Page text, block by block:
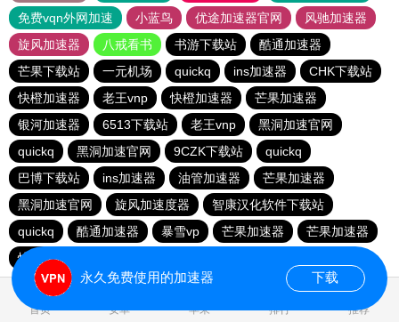
免费vqn外网加速
小蓝鸟 优途加速器官网
风驰加速器
旋风加速器
八戒看书 书游下载站
酷通加速器
芒果下载站
一元机场 quickq ins加速器
CHK下载站
快橙加速器
老王vnp 快橙加速器
芒果加速器
银河加速器
6513下载站 老王vnp
黑洞加速官网
quickq
黑洞加速官网 9CZK下载站
quickq
巴博下载站
ins加速器 油管加速器
芒果加速器
黑洞加速官网
旋风加速度器
智康汉化软件下载站
quickq
酷通加速器 暴雪vp 芒果加速器
芒果加速器
快橙加速器
首页 安卓 苹果 排行 推荐
永久免费使用的加速器 下载
0.084639s